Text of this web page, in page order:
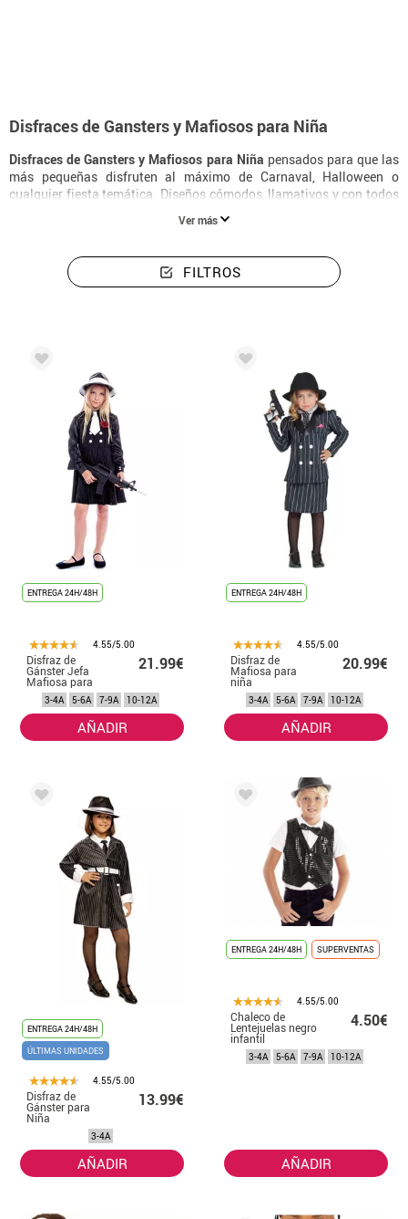
Disfraces de Gansters y Mafiosos para Niña
Disfraces de Gansters y Mafiosos para Niña pensados para que las
más pequeñas disfruten al máximo de Carnaval, Halloween o
cualquier fiesta temática. Diseños cómodos, llamativos y con todos
favorito sin perder un instante de diversión.
Ver más
FILTROS
ENTREGA 24H/48H
4.55/5.00
Disfraz de
Gánster Jefa
Mafiosa para
niña
21.99€
3-4A 5-6A 7-9A 10-12A
AÑADIR
ENTREGA 24H/48H
4.55/5.00
Disfraz de
Mafiosa para
niña
20.99€
3-4A 5-6A 7-9A 10-12A
AÑADIR
ENTREGA 24H/48H
ÚLTIMAS UNIDADES
4.55/5.00
Disfraz de
Gánster para
Niña
13.99€
3-4A
AÑADIR
ENTREGA 24H/48H SUPERVENTAS
4.55/5.00
Chaleco de
Lentejuelas negro
infantil
4.50€
3-4A 5-6A 7-9A 10-12A
AÑADIR